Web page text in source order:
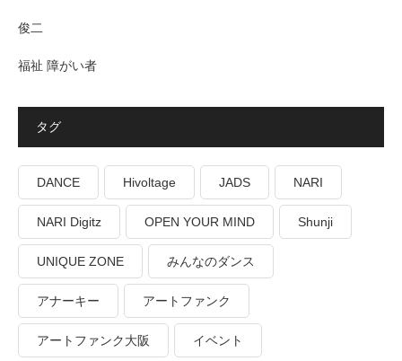
俊二
福祉 障がい者
タグ
DANCE Hivoltage JADS NARI
NARI Digitz OPEN YOUR MIND Shunji
UNIQUE ZONE みんなのダンス
アナーキー アートファンク
アートファンク大阪 イベント